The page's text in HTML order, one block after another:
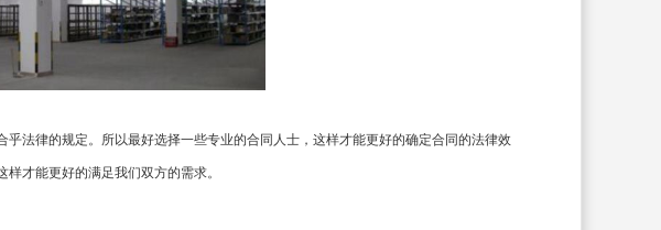
律的规定。所以最好选择一些专业的合同人士，这样才能更好的确定合同的法律效
才能更好的满足我们双方的需求。